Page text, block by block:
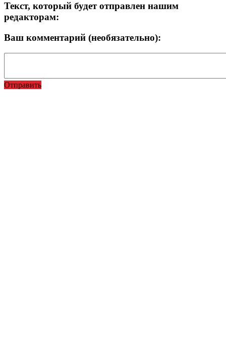
Текст, который будет отправлен нашим
редакторам:
Ваш комментарий (необязательно):
Отправить